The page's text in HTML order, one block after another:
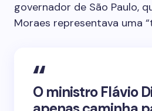
governador de São Paulo,
Moraes representava uma
O ministro Flávio